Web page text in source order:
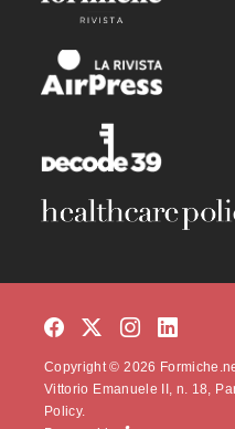
Copyright © 2026
Vittorio Emanuele II, n. 18,
Policy.